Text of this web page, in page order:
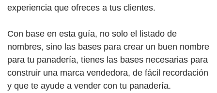
experiencia que ofreces a tus clientes.
Con base en esta guía, no solo el listado de
nombres, sino las bases para crear un buen nombre
para tu panadería, tienes las bases necesarias para
construir una marca vendedora, de fácil recordación
y que te ayude a vender con tu panadería.